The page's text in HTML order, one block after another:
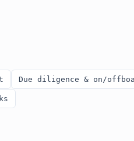
Due diligence & on/